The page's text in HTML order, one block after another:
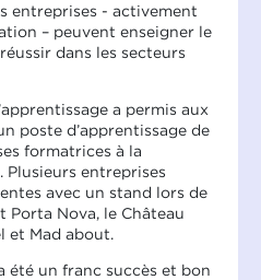
entreprises - activement
– peuvent enseigner le
dans les secteurs
a permis aux
poste d’apprentissage de
formatrices à la
Plusieurs entreprises
avec un stand lors de
Nova, le Château
et Mad about.
été un franc succès et bon